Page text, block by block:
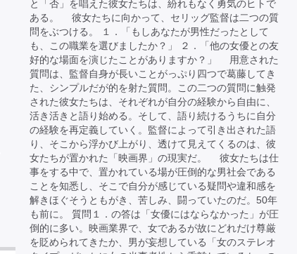
と「否」を唱えた彼女たちは、紛れもなく勇気のヒトで
ある。 彼女たちに向かって、セリッグ監督は二つの質
問をぶつける。 １．「もしあなたが男性だったとして
も、この職業を選びましたか？」 ２．「他の女優との友
好的な場面を演じたことがありますか？」 用意された
質問は、監督自身が長いことがっぷり四つで葛藤してき
た、シンプルだが的を射た質問。この二つの質問に触発
された彼女たちは、それぞれが自分の経験から自由に、
活き活きと語り始める。そして、語り続けるうちに自分
の経験を再定義していく。監督によって引き出された語
り、そこから浮かび上がり、透けて見えてくるのは、彼
女たちが置かれた「映画界」の現実だ。 彼女たちは仕
事をする中で、置かれている場が圧倒的な男社会である
ことを知悉し、そこで自分が感じている疑問や違和感を
解きほぐそうともがき、苦しみ、闘っていたのだ。50年
も前に。 質問１．の答は「女優にはならなかった」が圧
倒的に多い。映画業界で、女であるが故にどれだけ尊厳
を貶められてきたか、男が妄想している「女のステレオ